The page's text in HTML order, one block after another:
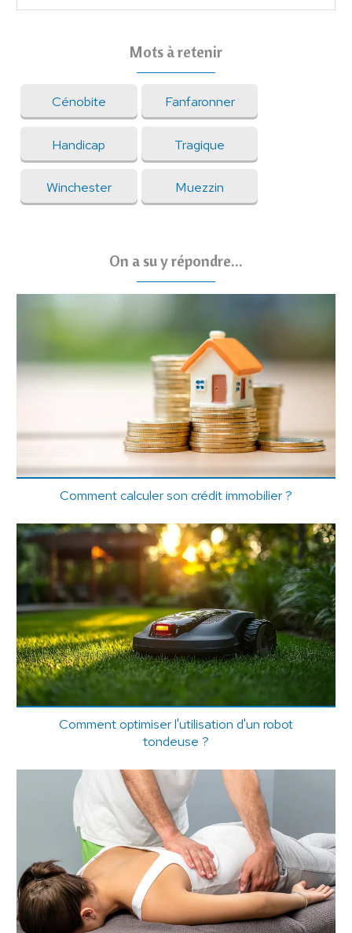
Mots à retenir
Cénobite Fanfaronner
Handicap Tragique
Winchester Muezzin
On a su y répondre...
Comment calculer son crédit immobilier ?
Comment optimiser l'utilisation d'un robot
tondeuse ?